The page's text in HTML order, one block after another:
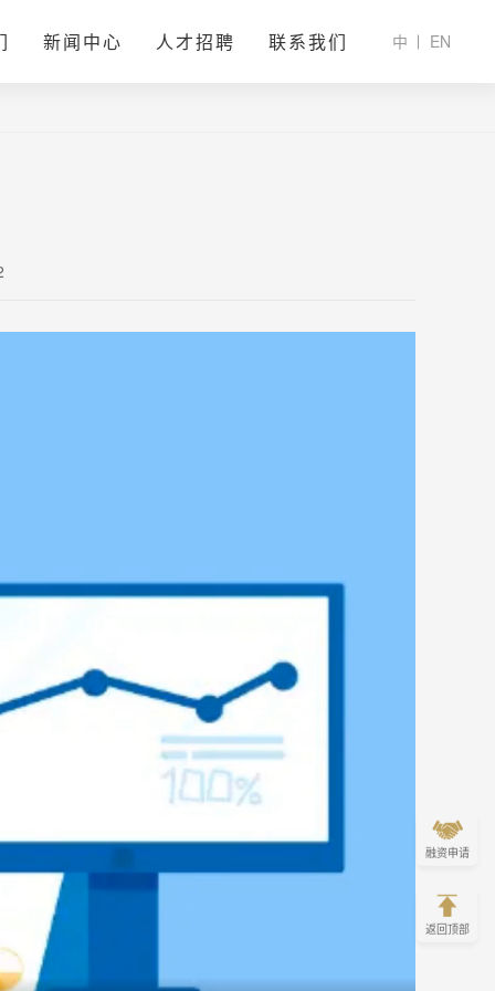
新闻中心 人才招聘 联系我们 中 EN
融资申请
返回顶部